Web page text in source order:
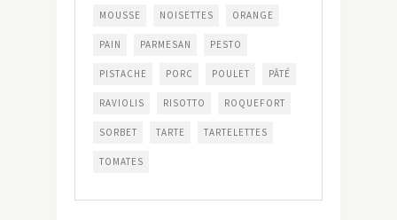
MOUSSE NOISETTES ORANGE
PAIN PARMESAN PESTO
PISTACHE PORC POULET PÂTÉ
RAVIOLIS RISOTTO ROQUEFORT
SORBET TARTE TARTELETTES
TOMATES